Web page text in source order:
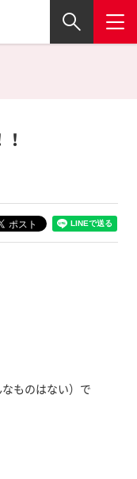
ものはない）で